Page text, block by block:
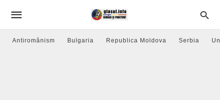
Antiromânism Bulgaria Republica Moldova Serbia